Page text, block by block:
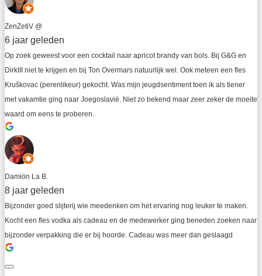
ZenZetiV @
6 jaar geleden
Op zoek geweest voor een cocktail naar apricot brandy van bols. Bij G&G en
DirkIII niet te krijgen en bij Ton Overmars natuurlijk wel. Ook meteen een fles
Kruškovac (perenlikeur) gekocht. Was mijn jeugdsentiment toen ik als tiener
met vakamtie ging naar Joegoslavië. Niet zo bekend maar zeer zeker de moeite
waard om eens te proberen.
Damiön La B.
8 jaar geleden
Bijzonder goed slijterij wie meedenken om het ervaring nog leuker te maken.
Kocht een fles vodka als cadeau en de medewerker ging beneden zoeken naar
bijzonder verpakking die er bij hoorde. Cadeau was meer dan geslaagd